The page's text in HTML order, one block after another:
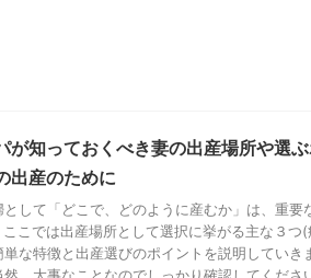
が知っておくべき妻の出産場所や選
出産のために
として「どこで、どのように産むか」は、重要
こでは出産場所として選択に挙がる主な３つ
単な特徴と出産選びのポイントを説明していき